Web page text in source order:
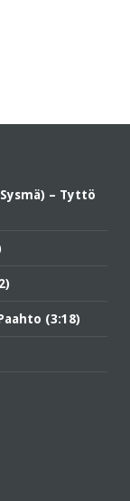
– Tyttö
(3:18)